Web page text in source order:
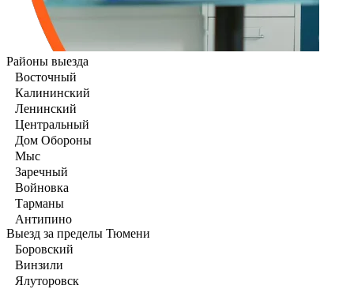
Районы выезда
Восточный
Калининский
Ленинский
Центральный
Дом Обороны
Мыс
Заречный
Войновка
Тарманы
Антипино
Выезд за пределы Тюмени
Боровский
Винзили
Ялуторовск